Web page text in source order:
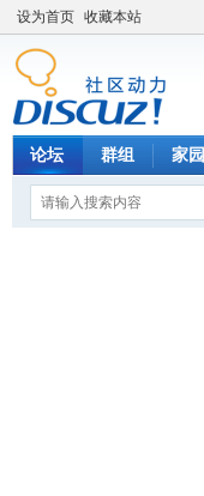
设为首页 收藏本站
论坛 群组 家园